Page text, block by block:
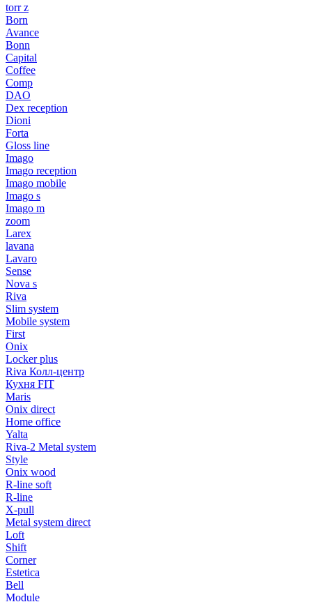
torr z
Born
Avance
Bonn
Capital
Coffee
Comp
DAO
Dex reception
Dioni
Forta
Gloss line
Imago
Imago reception
Imago mobile
Imago s
Imago m
zoom
Larex
lavana
Lavaro
Sense
Nova s
Riva
Slim system
Mobile system
First
Onix
Locker plus
Riva Колл-центр
Кухня FIT
Maris
Onix direct
Home office
Yalta
Riva-2 Metal system
Style
Onix wood
R-line soft
R-line
X-pull
Metal system direct
Loft
Shift
Corner
Estetica
Bell
Module